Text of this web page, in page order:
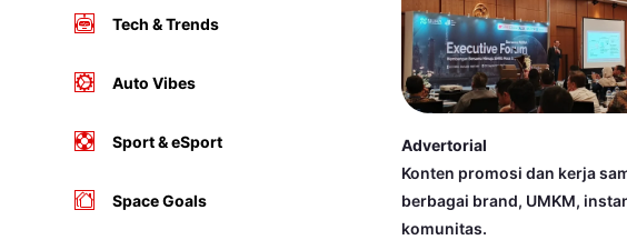
Tech & Trends
Auto Vibes
Sport & eSport
Space Goals
Advertorial
Konten promosi dan kerja
berbagai brand, UMKM,
komunitas.